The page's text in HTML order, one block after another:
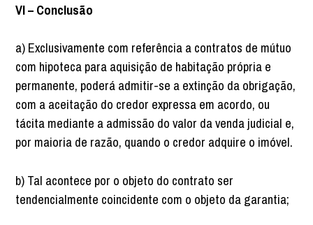
VI – Conclusão
a) Exclusivamente com referência a contratos de mútuo
com hipoteca para aquisição de habitação própria e
permanente, poderá admitir-se a extinção da obrigação,
com a aceitação do credor expressa em acordo, ou
tácita mediante a admissão do valor da venda judicial e,
por maioria de razão, quando o credor adquire o imóvel.
b) Tal acontece por o objeto do contrato ser
tendencialmente coincidente com o objeto da garantia;